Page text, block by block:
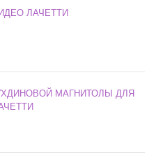
ЛАЧЕТТИ
МАГНИТОЛЫ ДЛЯ